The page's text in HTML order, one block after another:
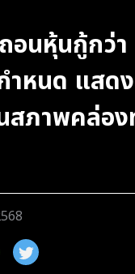
อนหุ้นกู้กว่
ำหนด แสด
สภาพคล่อง